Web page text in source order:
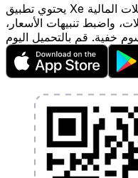
يحتوي تطبيق Xe على كل ما تحتاجه لإجراء التحويلات المالية
واضبط تنبيهات الأسعار،